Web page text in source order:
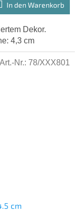
In den Warenkorb
Dekor.
4,3 cm
cm
Art.-Nr.: 78/XXX801